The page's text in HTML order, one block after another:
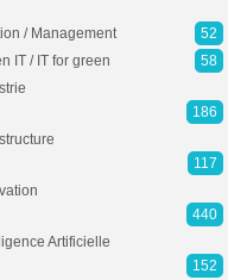
/ Management
52
IT / IT for green
58
186
117
440
Artificielle
152